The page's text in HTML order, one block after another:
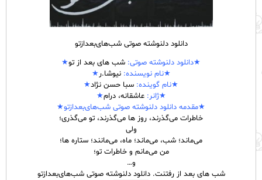
دانلود دلنوشته صوتی شب‌های‌بعدازتو
★دانلود دلنوشته صوتی: شب های بعد از تو★
★نام نویسنده: نیوشا.ر★
★نام گوینده: سبا حسن نژاد★
★ژانر: عاشقانه، درام★
★مقدمه دانلود دلنوشته صوتی شب‌های‌بعدازتو★
خاطرات می‌گذرند، روز ها می‌گذرند، تو می‌گذری؛
ولی
می‌ماند؛ شب، می‌ماند؛ ماه، می‌مانند؛ ستاره ها؛
من می‌مانم و خاطرات تو؛
و…
شب های بعد از رفتنت.​ دانلود دلنوشته صوتی شب‌های‌بعدازتو